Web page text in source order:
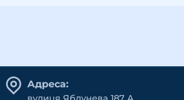
Адреса: